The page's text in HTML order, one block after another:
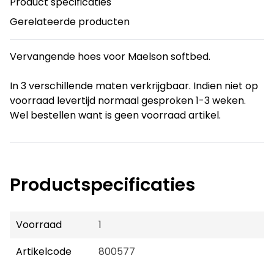
Gerelateerde producten
Vervangende hoes voor Maelson softbed.
In 3 verschillende maten verkrijgbaar. Indien niet op
voorraad levertijd normaal gesproken 1-3 weken.
Wel bestellen want is geen voorraad artikel.
Productspecificaties
Voorraad
1
Artikelcode
800577